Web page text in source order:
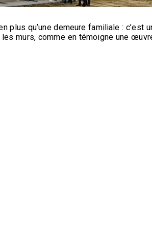
plus qu’une demeure familiale : c’est
les murs, comme en témoigne une